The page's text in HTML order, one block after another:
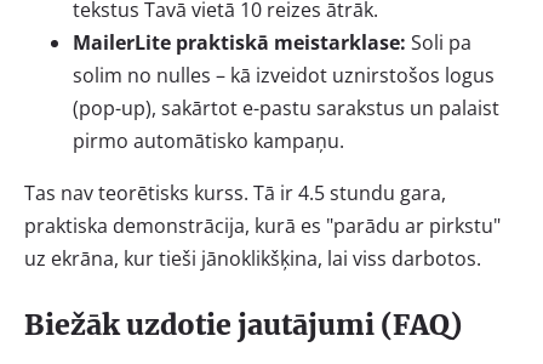
tekstus Tavā vietā 10 reizes ātrāk.
MailerLite praktiskā meistarklase: Soli pa
solim no nulles – kā izveidot uznirstošos logus
(pop-up), sakārtot e-pastu sarakstus un palaist
pirmo automātisko kampaņu.
Tas nav teorētisks kurss. Tā ir 4.5 stundu gara,
praktiska demonstrācija, kurā es "parādu ar pirkstu"
uz ekrāna, kur tieši jānoklikšķina, lai viss darbotos.
Biežāk uzdotie jautājumi (FAQ)